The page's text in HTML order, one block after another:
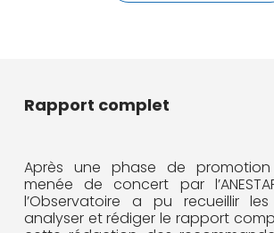
Rapport complet
Après une phase de promotion
menée de concert par
l’Observatoire a pu recueillir
analyser et rédiger le rapport